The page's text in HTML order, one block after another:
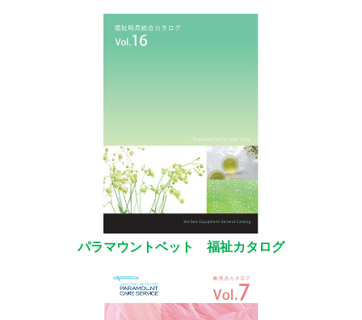
パラマウントベット福祉カタログ